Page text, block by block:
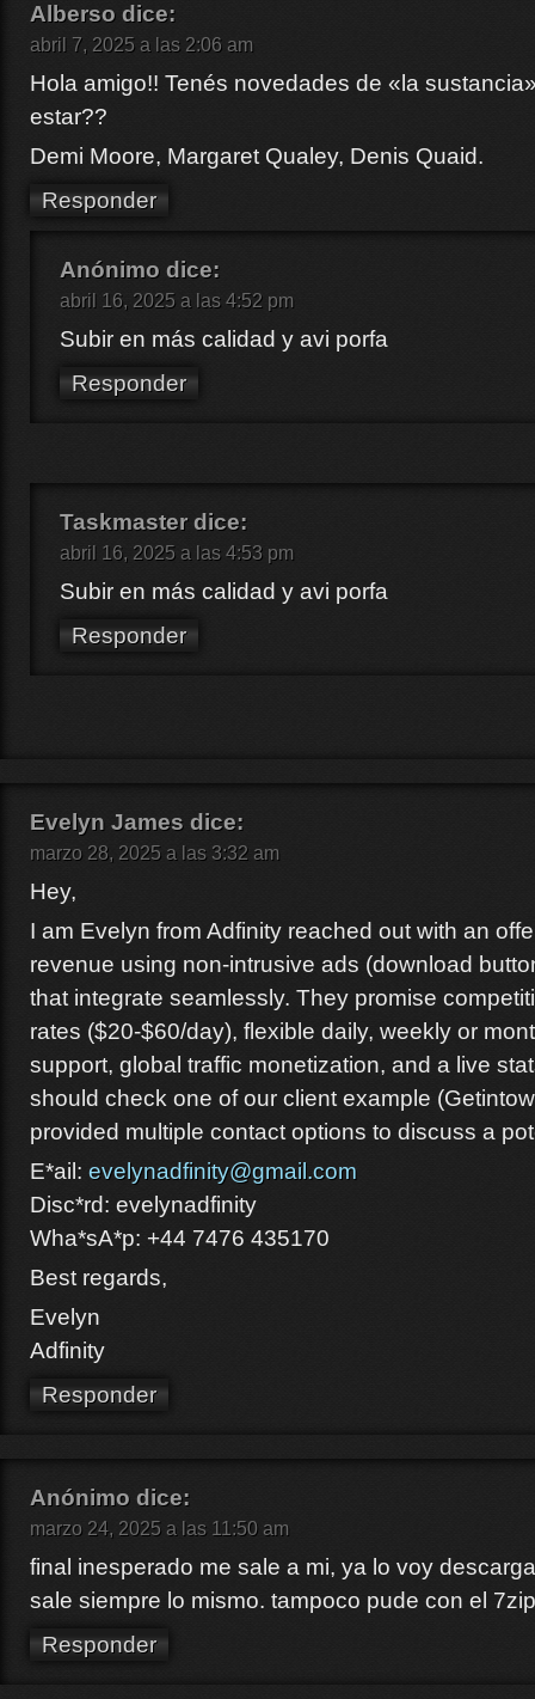
Alberso dice:
abril 7, 2025 a las 2:06 am
Hola amigo!! Tenés novedades de «la
estar??
Demi Moore, Margaret Qualey, Denis Quaid.
Responder
Anónimo dice:
abril 16, 2025 a las 4:52 pm
Subir en más calidad y avi porfa
Responder
Taskmaster dice:
abril 16, 2025 a las 4:53 pm
Subir en más calidad y avi porfa
Responder
Evelyn James dice:
marzo 28, 2025 a las 3:32 am
Hey,
I am Evelyn from Adfinity reached out with an
revenue using non-intrusive ads (download
that integrate seamlessly. They promise
rates ($20-$60/day), flexible daily, weekly or
support, global traffic monetization, and a live
should check one of our client example
provided multiple contact options to discuss a
E*ail: evelynadfinity@gmail.com
Disc*rd: evelynadfinity
Wha*sA*p: +44 7476 435170
Best regards,
Evelyn
Adfinity
Responder
Anónimo dice:
marzo 24, 2025 a las 11:50 am
final inesperado me sale a mi, ya lo voy
sale siempre lo mismo. tampoco pude con el 7zip
Responder